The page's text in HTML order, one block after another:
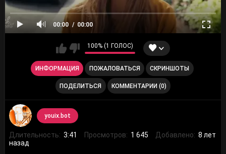
00:00 00:00
100% (1 ГОЛОС)
ИНФОРМАЦИЯ ПОЖАЛОВАТЬСЯ СКРИНШОТЫ
ПОДЕЛИТЬСЯ КОММЕНТАРИИ (0)
youix.bot
Длительность: 3:41 Просмотров: 1 645 Добавлено: 8 лет
назад